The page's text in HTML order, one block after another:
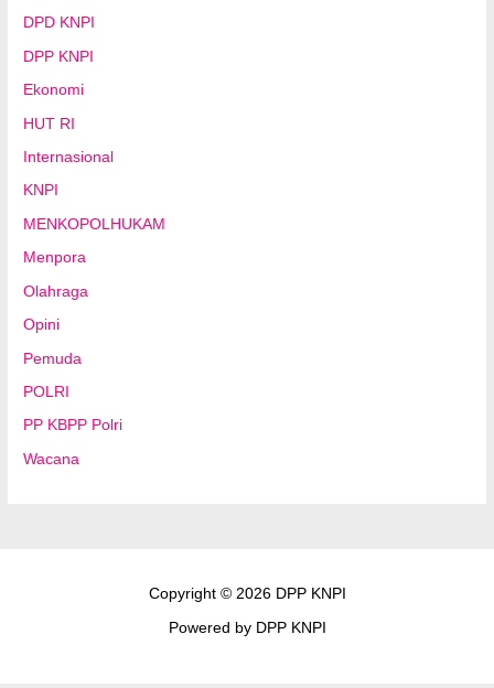
DPD KNPI
DPP KNPI
Ekonomi
HUT RI
Internasional
KNPI
MENKOPOLHUKAM
Menpora
Olahraga
Opini
Pemuda
POLRI
PP KBPP Polri
Wacana
Copyright © 2026 DPP KNPI
Powered by DPP KNPI